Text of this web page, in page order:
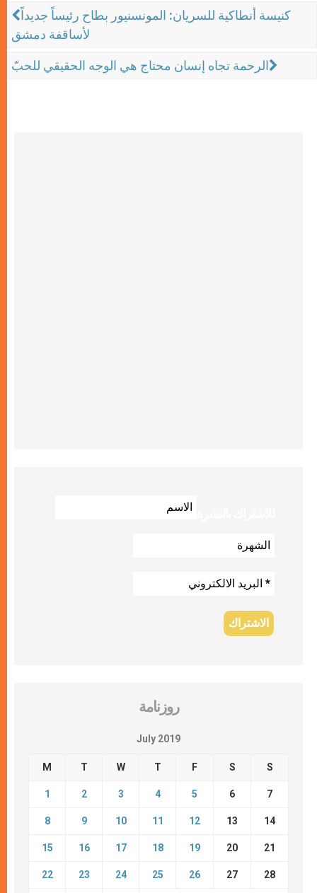
كنيسة أنطاكية للسريان: المونسنيور بطاح رئيساً جديداً
لأساقفة دمشق
الرحمة تجاه إنسان محتاج هي الوجه الحقيقي للحبّ
روزنامة
July 2019
M T W T F S S
1 2 3 4 5 6 7
8 9 10 11 12 13 14
15 16 17 18 19 20 21
22 23 24 25 26 27 28